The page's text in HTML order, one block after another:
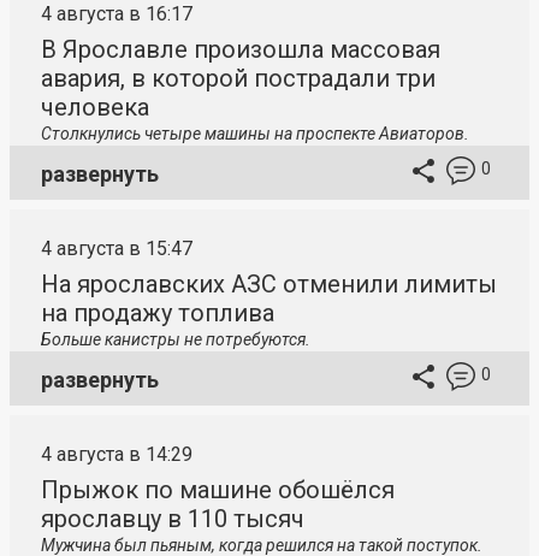
4 августа в 16:17
В Ярославле произошла массовая
авария, в которой пострадали три
человека
Столкнулись четыре машины на проспекте Авиаторов.
развернуть 0
4 августа в 15:47
На ярославских АЗС отменили лимиты
на продажу топлива
Больше канистры не потребуются.
развернуть 0
4 августа в 14:29
Прыжок по машине обошёлся
ярославцу в 110 тысяч
Мужчина был пьяным, когда решился на такой поступок.